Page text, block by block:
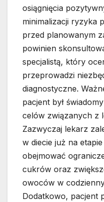
osiągnięcia
minimalizacji ryzyka
przed planowanym
powinien
specjalistą, który
przeprowadzi
diagnostyczne.
pacjent był
celów związanych z
Zazwyczaj lekarz
w diecie już na
obejmować
cukrów oraz
owoców w
Dodatkowo, pacjent